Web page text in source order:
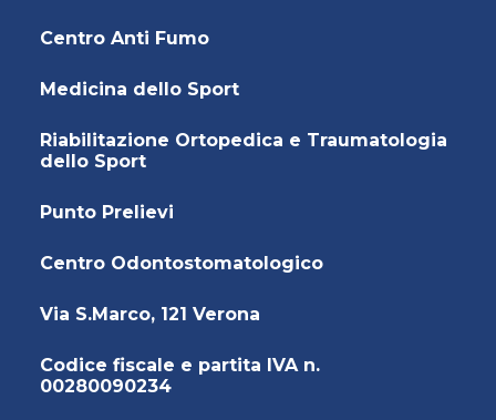
Centro Anti Fumo
Medicina dello Sport
Riabilitazione Ortopedica e Traumatologia
dello Sport
Punto Prelievi
Centro Odontostomatologico
Via S.Marco, 121 Verona
Codice fiscale e partita IVA n.
00280090234